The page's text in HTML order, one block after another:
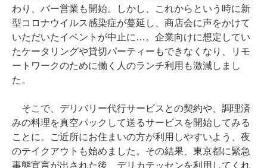
わり、バー営業も開始。しかし、これからという時に新
型コロナウイルス感染症が蔓延し、商店会に声をかけて
いただいたイベントが中止に…。企業向けに想定してい
たケータリングや貸切パーティーもできなくなり、リモ
ートワークのために働く人のランチ利用も激減しまし
た。
そこで、デリバリー代行サービスとの契約や、調理済
みの料理を真空パックして送るサービスを開始してみる
ことに。ご近所にお住まいの方が利用しやすいよう、夜
のテイクアウトも始めました。その結果、東京都に緊急
事態宣言が出された後、デリカテッセンを利用してくれ